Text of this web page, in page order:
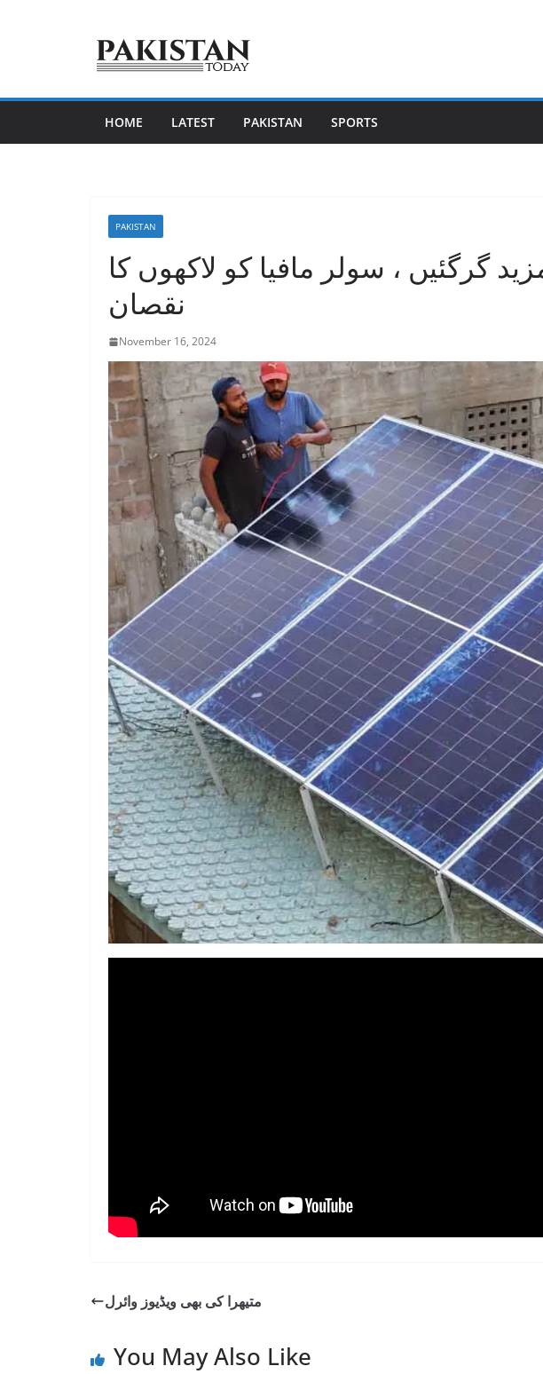
HOME LATEST PAKISTAN SPORTS
PAKISTAN
گرگئیں ، سولر مافیا کو لاکھوں کا
نقصان
November 16, 2024
متیھرا کی بھی ویڈیوز وائرل
You May Also Like